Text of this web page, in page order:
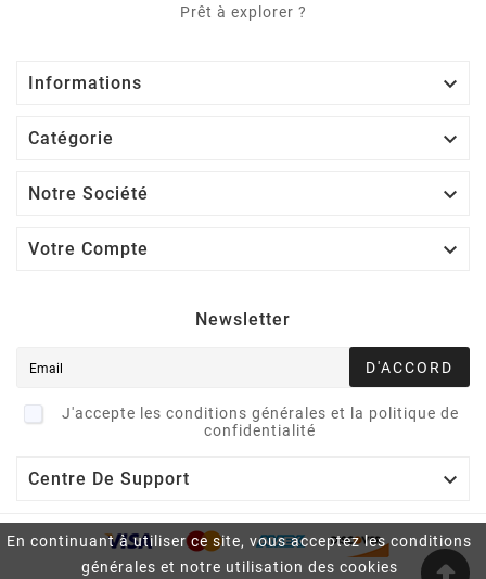
En continuant à utiliser ce site, vous acceptez les conditions
générales et notre utilisation des cookies
Prêt à explorer ?
Informations 
Catégorie 
Notre Société 
Votre Compte 
Newsletter
D'ACCORD
J'accepte les conditions générales et la politique de
confidentialité
Centre De Support 